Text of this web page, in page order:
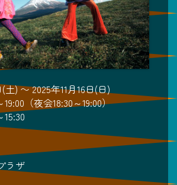
(土) 〜 2025年11月16日(日)
19:00（夜会18:30～19:00）
15:30
ラザ